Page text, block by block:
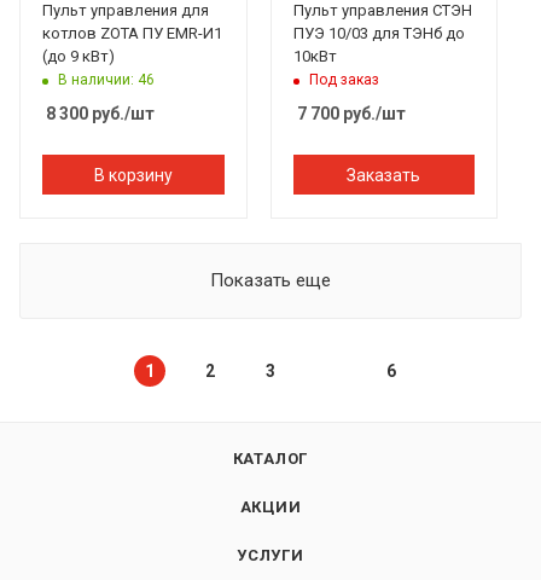
Пульт управления для
котлов ZOTA ПУ EMR-И1
(до 9 кВт)
В наличии: 46
8 300 руб./шт
В корзину
Пульт управления СТЭН
ПУЭ 10/03 для ТЭНб до
10кВт
Под заказ
7 700руб./шт
Заказать
Показать еще
1 2 3 6
КАТАЛОГ
АКЦИИ
УСЛУГИ